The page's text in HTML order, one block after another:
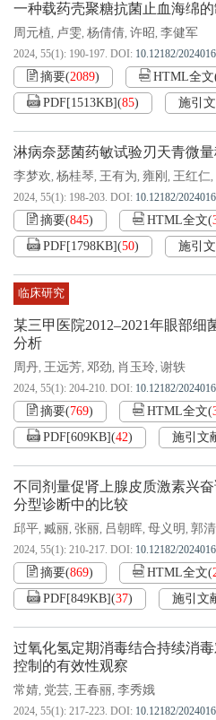
一种载药壳聚糖抗菌止血海绵
周元植, 卢雯, 杨倩倩, 许昭, 李健军
2024, 55(1): 190-197. DOI: 10.12182/
摘要(2089) HTML全文
PDF[1513KB](85) 施引
淋病奈瑟菌药敏试验刃天青微
李梦欢, 杨桂琴, 王有为, 雍刚 , 王红仁,
2024, 55(1): 198-203. DOI: 10.12182/
摘要(845) HTML全文(
PDF[1798KB](50) 施引
临床研究
某三甲医院2012–2021年眼部
分析
周丹, 王远芳, 邓劲, 肖玉玲, 谢轶
2024, 55(1): 204-210. DOI: 10.12182/
摘要(769) HTML全文(
PDF[609KB](42) 施引文
不同剂量促肾上腺皮质激素兴
分型诊断中的比较
邱平, 臧丽, 张丽, 吕朝晖, 母义明, 郭
2024, 55(1): 210-217. DOI: 10.12182/
摘要(869) HTML全文(
PDF[849KB](37) 施引文
过氧化氢定期消毒结合持续消
控制的有效性观察
常婧, 党芸, 王春丽, 李秀娥
2024, 55(1): 217-223. DOI: 10.12182/